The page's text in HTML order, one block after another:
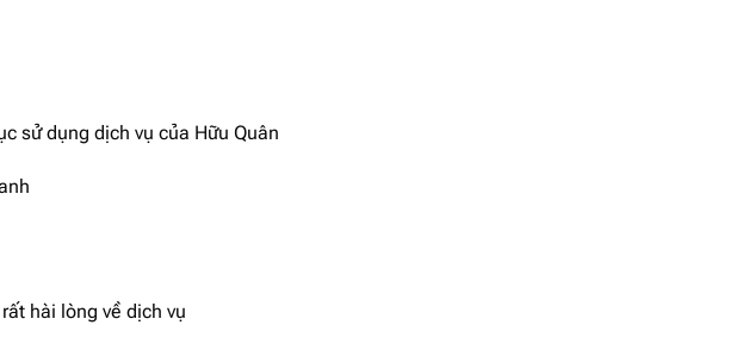
sử dụng dịch vụ của Hữu Quân
hài lòng về dịch vụ